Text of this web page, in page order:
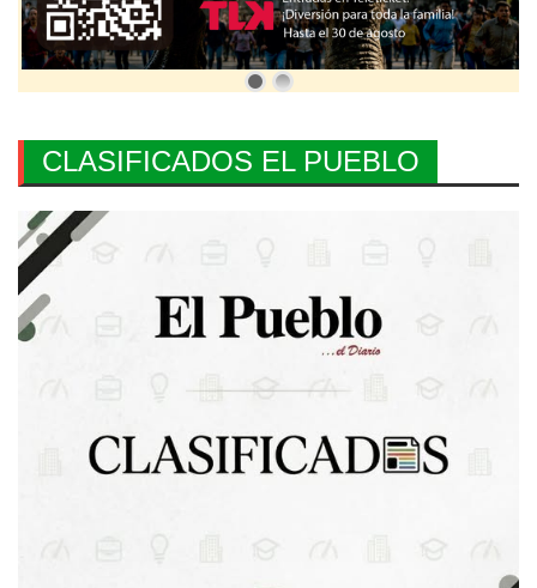
CLASIFICADOS EL PUEBLO